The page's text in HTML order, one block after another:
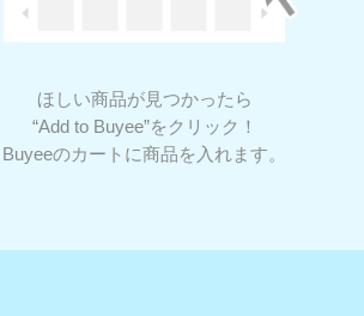
ほしい商品が見つかったら
“Add to Buyee”をクリック！
Buyeeのカートに商品を入れます。